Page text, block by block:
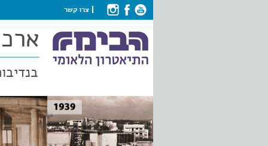
צרו קשר